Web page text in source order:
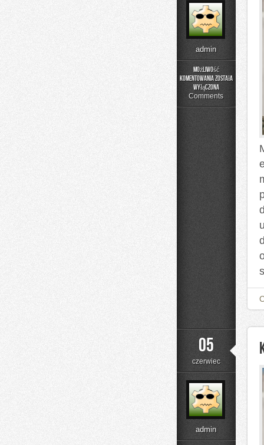
admin
Możliwość
komentowania
Fotografia
została
wyłączona
Comments
05
czerwiec
admin